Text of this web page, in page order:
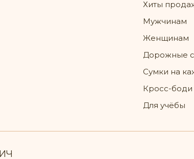
Хиты
Мужчинам
Женщинам
Дорожные
Сумки на
Кросс-боди
Для учёбы